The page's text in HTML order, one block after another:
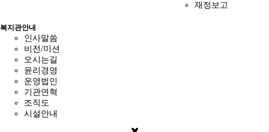
재정보고
복지관안내
인사말씀
비전/미션
오시는길
윤리경영
운영법인
기관연혁
조직도
시설안내